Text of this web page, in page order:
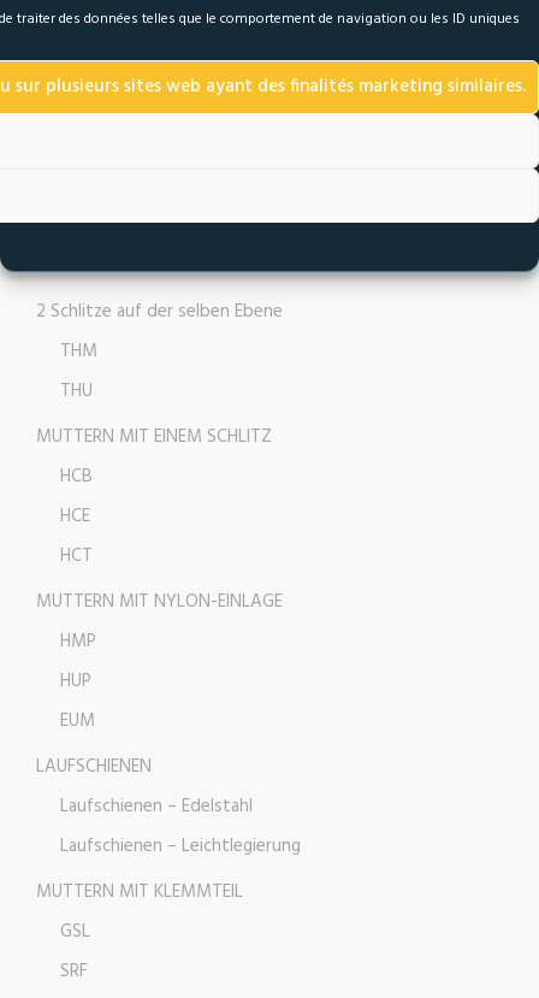
traiter des données telles que le comportement de navigation ou les ID uniques
plusieurs sites web ayant des finalités marketing similaires.
Alle metalle metrisch
Edelstahl metrisch
Alle metalle zoll UNC/UNF
Alle metalle
Alle metalle zoll
2 Schlitze auf der selben Ebene
THM
THU
MUTTERN MIT EINEM SCHLITZ
HCB
HCE
HCT
MUTTERN MIT NYLON-EINLAGE
HMP
HUP
EUM
LAUFSCHIENEN
Laufschienen – Edelstahl
Laufschienen – Leichtlegierung
MUTTERN MIT KLEMMTEIL
GSL
SRF